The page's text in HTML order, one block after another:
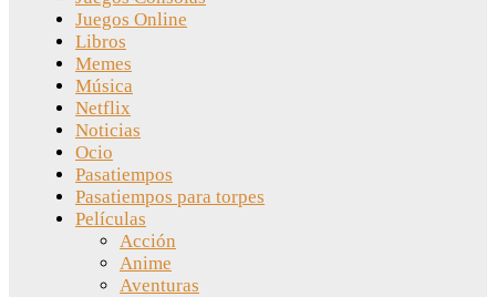
Juegos Online
Libros
Memes
Música
Netflix
Noticias
Ocio
Pasatiempos
Pasatiempos para torpes
Películas
Acción
Anime
Aventuras